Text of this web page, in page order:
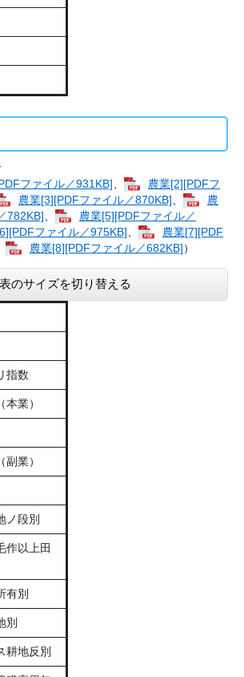
ファイル／931KB]
農業[2][PDFフ
農業[3][PDFファイル／870KB]
農
782KB]
農業[5][PDFファイル／
ファイル／975KB]
農業[7][PDF
農業[8][PDFファイル／682KB]）
表のサイズを切り替える
指数
本業）
副業）
ノ段別
作以上田
有別
別
耕地反別